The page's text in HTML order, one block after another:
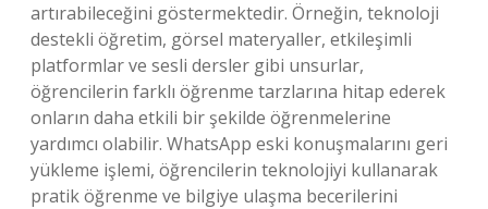
artırabileceğini göstermektedir. Örneğin, teknoloji
destekli öğretim, görsel materyaller, etkileşimli
platformlar ve sesli dersler gibi unsurlar,
öğrencilerin farklı öğrenme tarzlarına hitap ederek
onların daha etkili bir şekilde öğrenmelerine
yardımcı olabilir. WhatsApp eski konuşmalarını geri
yükleme işlemi, öğrencilerin teknolojiyi kullanarak
pratik öğrenme ve bilgiye ulaşma becerilerini